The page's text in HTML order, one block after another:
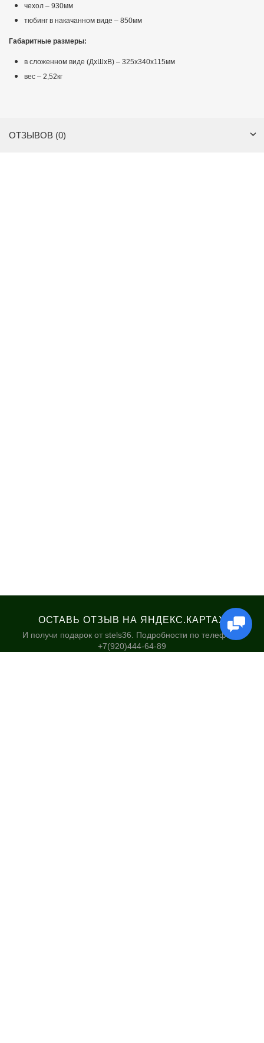
чехол – 930мм
тюбинг в накачанном виде – 850мм
Габаритные размеры:
в сложенном виде (ДхШхВ) – 325х340х115мм
вес – 2,52кг
ОТЗЫВОВ (0)
ОСТАВЬ ОТЗЫВ НА ЯНДЕКС.КАРТАХ
И получи подарок от stels36. Подробности по телефону:
+7(920)444-64-89